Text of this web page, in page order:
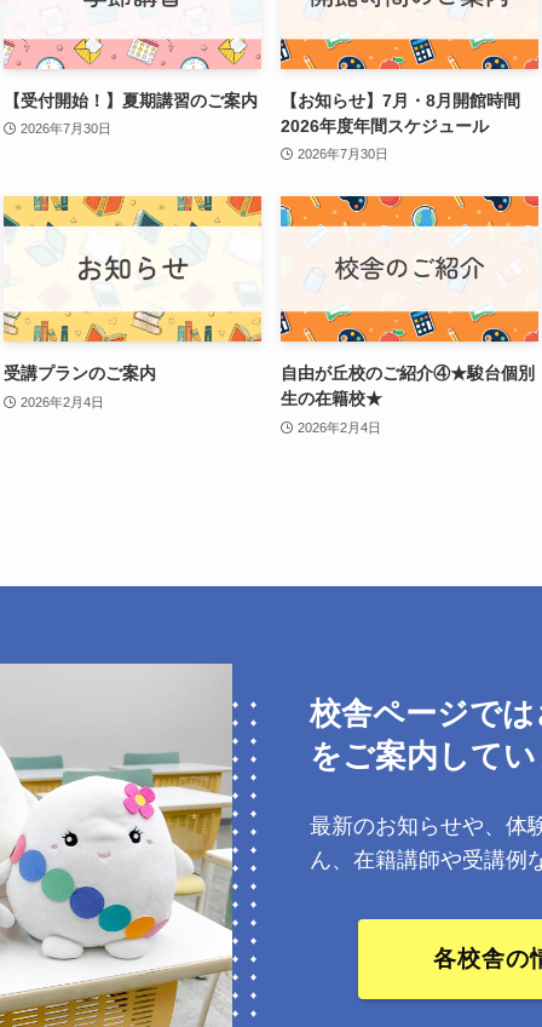
【受付開始！】夏期講習のご案内
2026年7月30日
【お知らせ】7月・8月開館時間
2026年度年間スケジュール
2026年7月30日
受講プランのご案内
2026年2月4日
自由が丘校のご紹介④★駿台個別
生の在籍校★
2026年2月4日
校舎ページで
をご案内して
最新のお知らせや、体
ん、在籍講師や受講例
各校舎の